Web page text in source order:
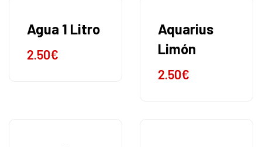
Agua 1 Litro
2.50€
Aquarius
Limón
2.50€